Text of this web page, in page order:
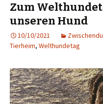
Zum
unseren Hund
10/10/2021
Tierheim, Welthundetag